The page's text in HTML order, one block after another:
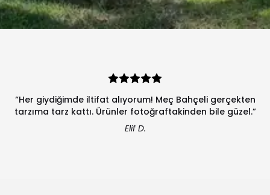
“Her giydiğimde iltifat alıyorum! Meç Bahçeli gerçekten
tarzıma tarz kattı. Ürünler fotoğraftakinden bile güzel.”
Elif D.